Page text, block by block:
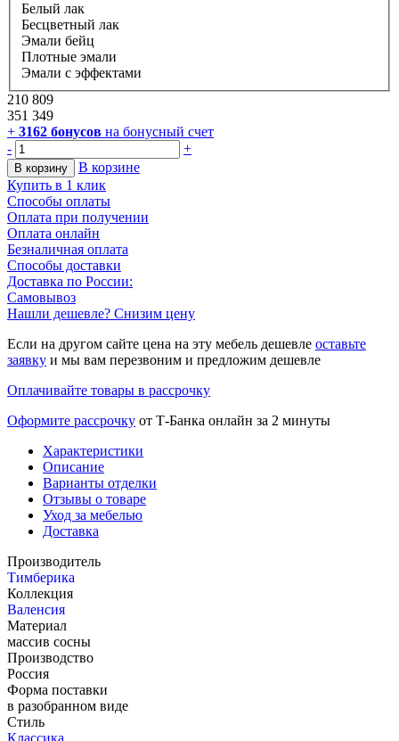
Белый лак
Бесцветный лак
Эмали бейц
Плотные эмали
Эмали с эффектами
210 809
351 349
+ 3162 бонусов на бонусный счет
-
+
В корзину
В корзине
Купить в 1 клик
Способы оплаты
Оплата при получении
Оплата онлайн
Безналичная оплата
Способы доставки
Доставка по России:
Самовывоз
Нашли дешевле? Снизим цену
Если на другом сайте цена на эту мебель дешевле оставьте
заявку и мы вам перезвоним и предложим дешевле
Оплачивайте товары в рассрочку
Оформите рассрочку от Т-Банка онлайн за 2 минуты
Характеристики
Описание
Варианты отделки
Отзывы о товаре
Уход за мебелью
Доставка
Производитель
Тимберика
Коллекция
Валенсия
Материал
массив сосны
Производство
Россия
Форма поставки
в разобранном виде
Стиль